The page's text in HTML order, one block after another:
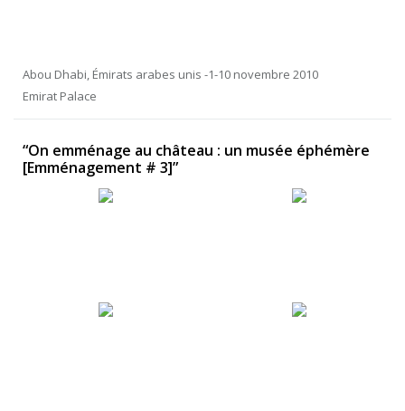
Abou Dhabi, Émirats arabes unis -1-10 novembre 2010
Emirat Palace
“On emménage au château : un musée éphémère
[Emménagement # 3]”